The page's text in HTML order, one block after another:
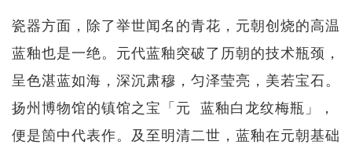
瓷器方面，除了举世闻名的青花，元朝创烧的高温
蓝釉也是一绝。元代蓝釉突破了历朝的技术瓶颈，
呈色湛蓝如海，深沉肃穆，匀泽莹亮，美若宝石。
扬州博物馆的镇馆之宝「元 蓝釉白龙纹梅瓶」，
便是箇中代表作。及至明清二世，蓝釉在元朝基础